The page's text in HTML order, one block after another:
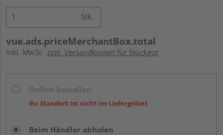
Stk.
vue.ads.priceMerchantBox.total
inkl. MwSt. zzgl. Versandkosten für Stückgut
Ihr Standort ist nicht im Liefergebiet
Beim Händler abholen